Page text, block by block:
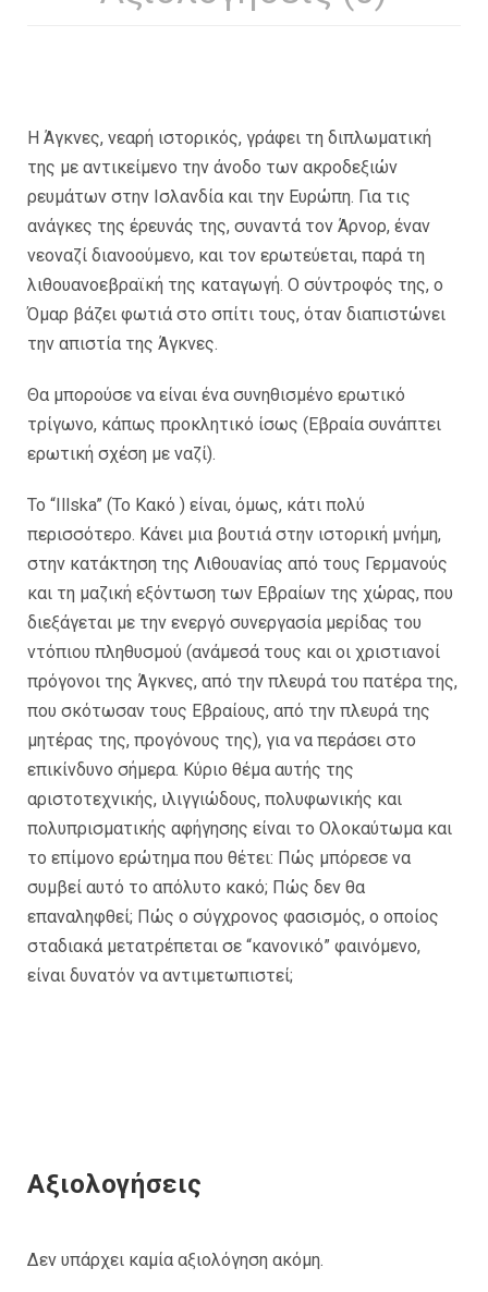
Η Άγκνες, νεαρή ιστορικός, γράφει τη διπλωματική
της με αντικείμενο την άνοδο των ακροδεξιών
ρευμάτων στην Ισλανδία και την Ευρώπη. Για τις
ανάγκες της έρευνάς της, συναντά τον Άρνορ, έναν
νεοναζί διανοούμενο, και τον ερωτεύεται, παρά τη
λιθουανοεβραϊκή της καταγωγή. Ο σύντροφός της, ο
Όμαρ βάζει φωτιά στο σπίτι τους, όταν διαπιστώνει
την απιστία της Άγκνες.
Θα μπορούσε να είναι ένα συνηθισμένο ερωτικό
τρίγωνο, κάπως προκλητικό ίσως (Eβραία συνάπτει
ερωτική σχέση με ναζί).
Το “Illska” (Το Κακό ) είναι, όμως, κάτι πολύ
περισσότερο. Κάνει μια βουτιά στην ιστορική μνήμη,
στην κατάκτηση της Λιθουανίας από τους Γερμανούς
και τη μαζική εξόντωση των Εβραίων της χώρας, που
διεξάγεται με την ενεργό συνεργασία μερίδας του
ντόπιου πληθυσμού (ανάμεσά τους και οι χριστιανοί
πρόγονοι της Άγκνες, από την πλευρά του πατέρα της,
που σκότωσαν τους Εβραίους, από την πλευρά της
μητέρας της, προγόνους της), για να περάσει στο
επικίνδυνο σήμερα. Κύριο θέμα αυτής της
αριστοτεχνικής, ιλιγγιώδους, πολυφωνικής και
πολυπρισματικής αφήγησης είναι το Ολοκαύτωμα και
το επίμονο ερώτημα που θέτει: Πώς μπόρεσε να
συμβεί αυτό το απόλυτο κακό; Πώς δεν θα
επαναληφθεί; Πώς ο σύγχρονος φασισμός, ο οποίος
σταδιακά μετατρέπεται σε “κανονικό” φαινόμενο,
είναι δυνατόν να αντιμετωπιστεί;
Αξιολογήσεις
Δεν υπάρχει καμία αξιολόγηση ακόμη.